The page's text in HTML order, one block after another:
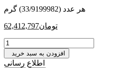
هر عدد (33/9199982) گرم
62,412,797تومان
افزودن به سبد خرید
اطلاع رسانی